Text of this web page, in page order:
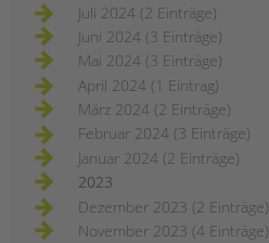
Juli 2024 (2 Einträge)
Juni 2024 (3 Einträge)
Mai 2024 (3 Einträge)
April 2024 (1 Eintrag)
März 2024 (2 Einträge)
Februar 2024 (3 Einträge)
Januar 2024 (2 Einträge)
2023
Dezember 2023 (2 Einträge)
November 2023 (4 Einträge)